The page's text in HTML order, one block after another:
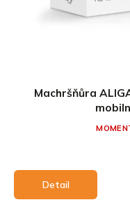
Machršňůra
Detail